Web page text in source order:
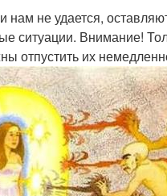
не удается,
ситуации. Внимание!
отпустить их